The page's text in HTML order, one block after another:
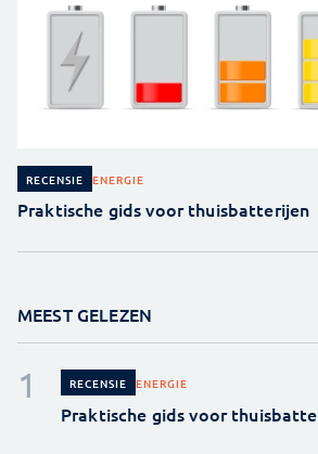
RECENSIE ENERGIE
Praktische gids voor thuisbatterijen
MEEST GELEZEN
RECENSIE ENERGIE
Praktische gids voor